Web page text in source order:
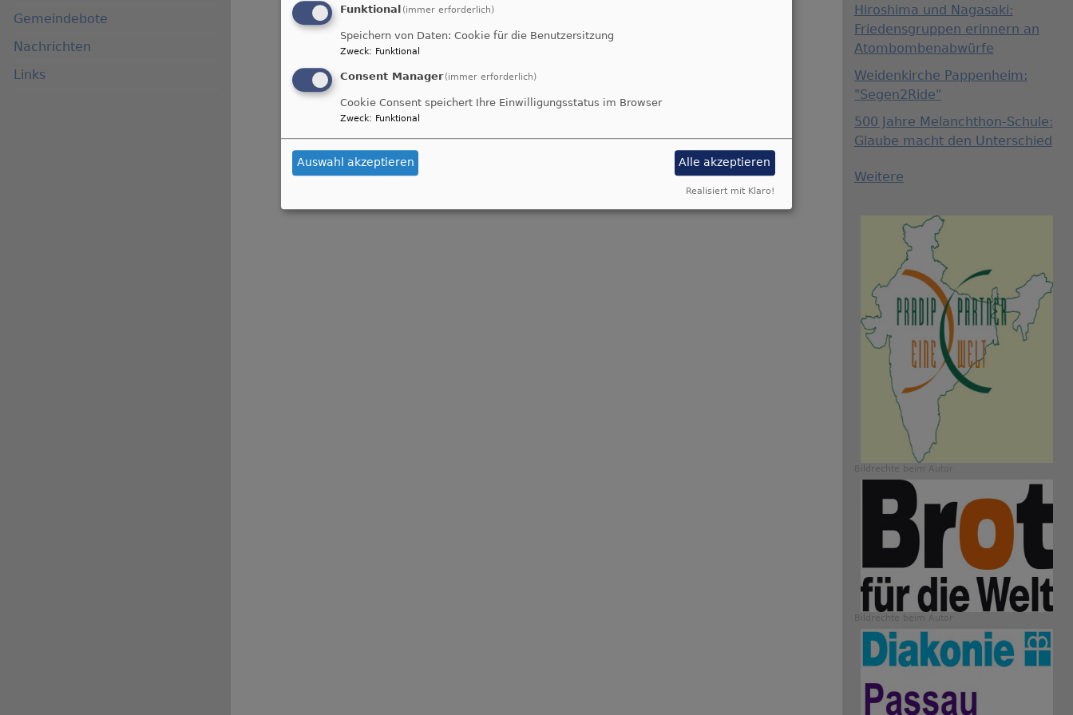
Gemeindebote
Nachrichten
Links
Hiroshima und Nagasaki:
Friedensgruppen erinnern an
Atombombenabwürfe
Weidenkirche Pappenheim:
"Segen2Ride"
500 Jahre Melanchthon-Schule:
Glaube macht den Unterschied
Weitere
Funktional (immer erforderlich)
Speichern von Daten: Cookie für die Benutzersitzung
Zweck: Funktional
Consent Manager (immer erforderlich)
Cookie Consent speichert Ihre Einwilligungsstatus im Browser
Zweck: Funktional
Auswahl akzeptieren Alle akzeptieren
Realisiert mit Klaro!